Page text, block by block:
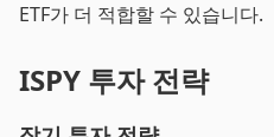
ETF가 더 적합할 수 있습니다.
ISPY 투자 전략